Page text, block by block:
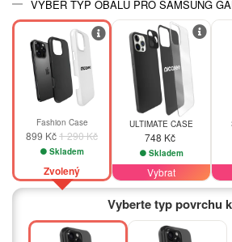
VYBER TYP OBALU PRO SAMSUNG
-30%
Fashion Case
899 Kč1 290 Kč
Skladem
Zvolený
ULTIMATE CASE
748 Kč
Skladem
Vybrat
Vyberte typ povrchu